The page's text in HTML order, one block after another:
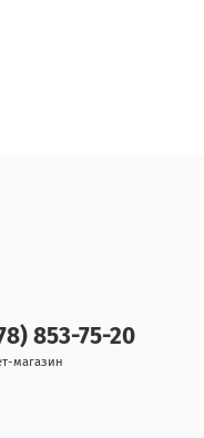
853-75-20
магазин